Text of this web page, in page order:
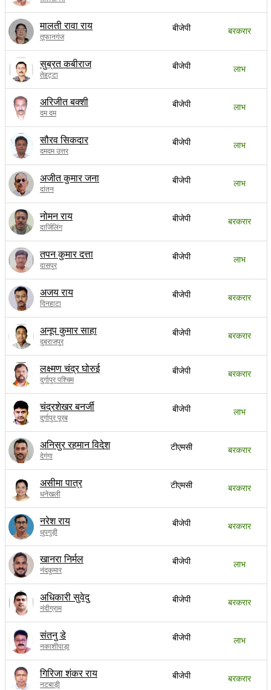
मालती रावा राय
तूफानगंज
बीजेपी बरकरार
सुब्रत कबीराज
तेहट्टा
बीजेपी लाभ
अरिजीत बक्शी
दम दम
बीजेपी लाभ
सौरव सिकदार
दमदम उत्तर
बीजेपी लाभ
अजीत कुमार जना
दांतन
बीजेपी लाभ
नोमन राय
दार्जिलिंग
बीजेपी बरकरार
तपन कुमार दत्ता
दासपुर
बीजेपी लाभ
अजय राय
दिनहाटा
बीजेपी बरकरार
अनूप कुमार साहा
दुबराजपुर
बीजेपी बरकरार
लक्ष्मण चंद्र घोरुई
दुर्गापुर पश्चिम
बीजेपी बरकरार
चंद्रशेखर बनर्जी
दुर्गापुर पूरब
बीजेपी लाभ
अनिसुर रहमान विदेश
देगंगा
टीएमसी बरकरार
असीमा पात्र
धनेखली
टीएमसी बरकरार
नरेश राय
धुपगुड़ी
बीजेपी बरकरार
खानरा निर्मल
नंदकुमार
बीजेपी लाभ
अधिकारी सुवेदु
नंदीग्राम
बीजेपी बरकरार
संतनु डे
नकाशीपाड़ा
बीजेपी लाभ
गिरिजा शंकर राय
नटबाड़ी
बीजेपी बरकरार